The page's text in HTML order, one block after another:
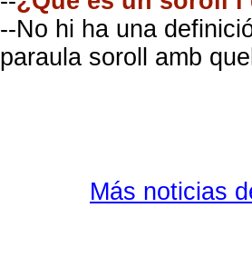
--No hi ha una
paraula soroll amb
Más noticias